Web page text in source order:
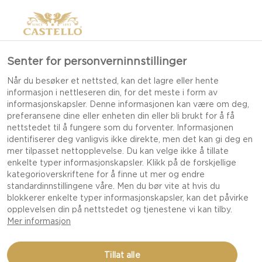
TERTE MED VÅRLØK
Senter for personverninnstillinger
Når du besøker et nettsted, kan det lagre eller hente
informasjon i nettleseren din, for det meste i form av
informasjonskapsler. Denne informasjonen kan være om deg,
preferansene dine eller enheten din eller bli brukt for å få
nettstedet til å fungere som du forventer. Informasjonen
identifiserer deg vanligvis ikke direkte, men det kan gi deg en
mer tilpasset nettopplevelse. Du kan velge ikke å tillate
enkelte typer informasjonskapsler. Klikk på de forskjellige
kategorioverskriftene for å finne ut mer og endre
standardinnstillingene våre. Men du bør vite at hvis du
blokkerer enkelte typer informasjonskapsler, kan det påvirke
opplevelsen din på nettstedet og tjenestene vi kan tilby.
Mer informasjon
Tillat alle